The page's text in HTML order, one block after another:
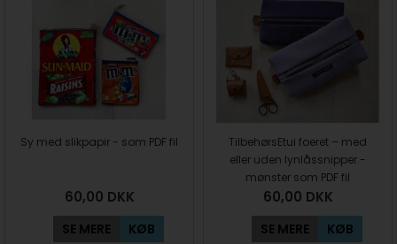
Sy med slikpapir - som PDF fil
60,00 DKK
SE MERE KØB
TilbehørsEtui foeret – med
eller uden lynlåssnipper -
mønster som PDF fil
60,00 DKK
SE MERE KØB